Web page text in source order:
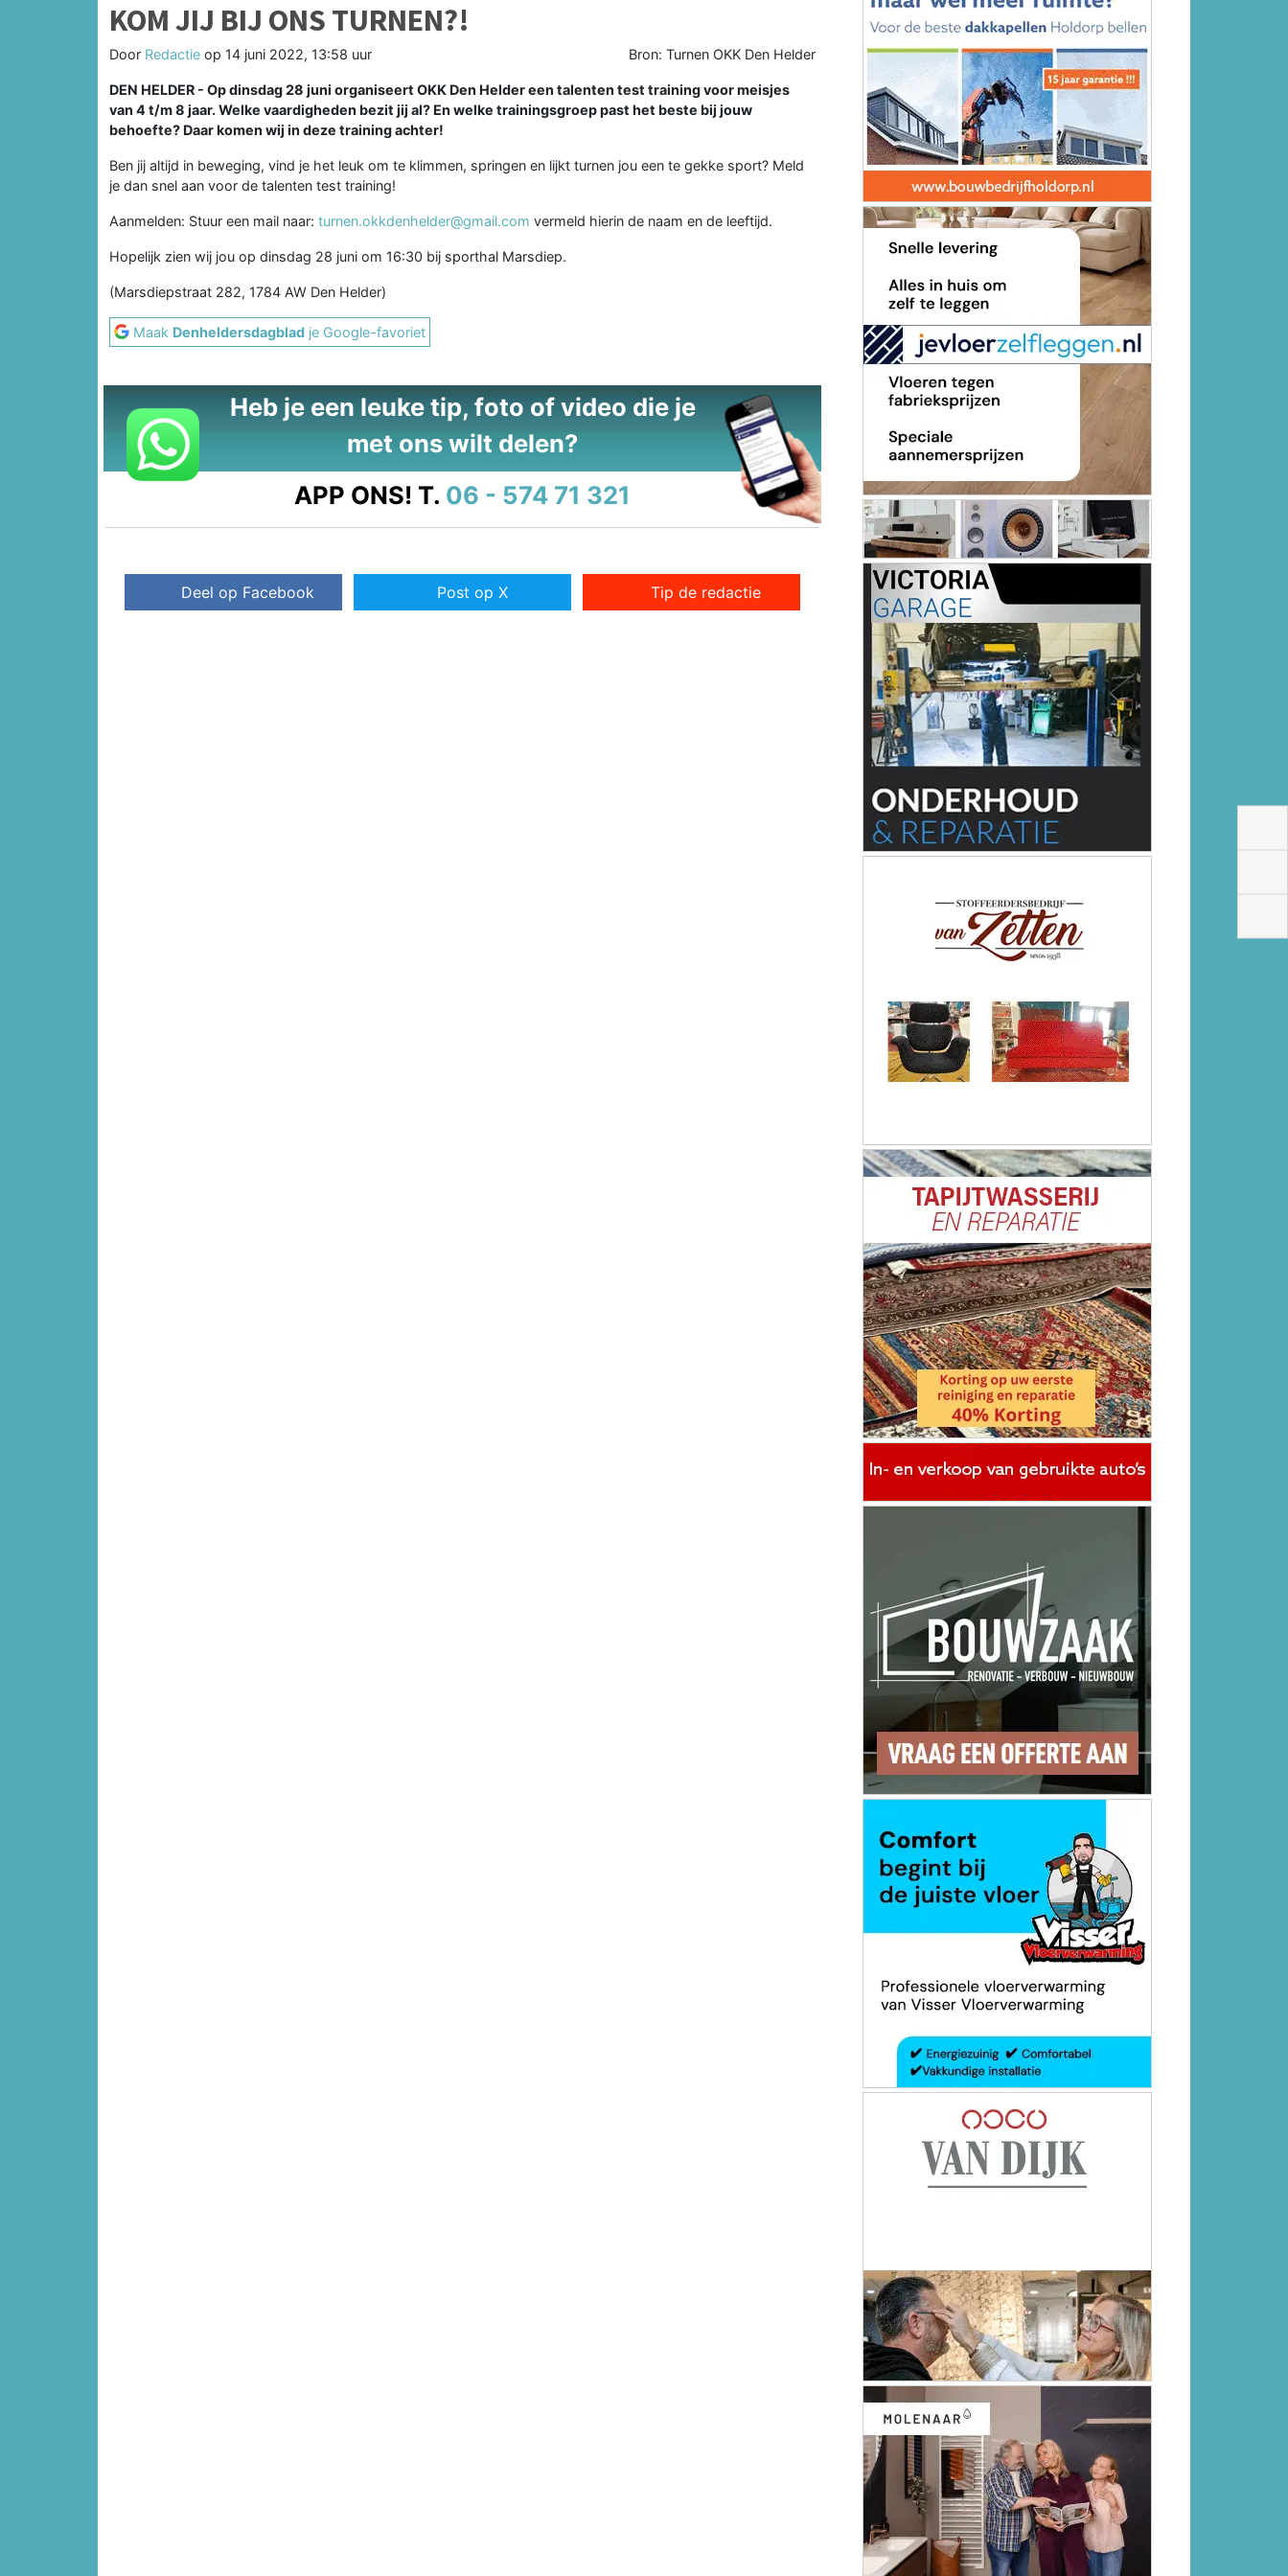
KOM JIJ BIJ ONS TURNEN?!
Door Redactie op 14 juni 2022, 13:58 uur Bron: Turnen OKK Den Helder
DEN HELDER - Op dinsdag 28 juni organiseert OKK Den Helder een talenten test training voor meisjes
van 4 t/m 8 jaar. Welke vaardigheden bezit jij al? En welke trainingsgroep past het beste bij jouw
behoefte? Daar komen wij in deze training achter!
Ben jij altijd in beweging, vind je het leuk om te klimmen, springen en lijkt turnen jou een te gekke sport? Meld
je dan snel aan voor de talenten test training!
Aanmelden: Stuur een mail naar: turnen.okkdenhelder@gmail.com vermeld hierin de naam en de leeftijd.
Hopelijk zien wij jou op dinsdag 28 juni om 16:30 bij sporthal Marsdiep.
(Marsdiepstraat 282, 1784 AW Den Helder)
Maak Denheldersdagblad je Google-favoriet
Heb je een leuke tip, foto of video die je
met ons wilt delen?
APP ONS! T. 06 - 574 71 321
Deel op Facebook Post op X Tip de redactie